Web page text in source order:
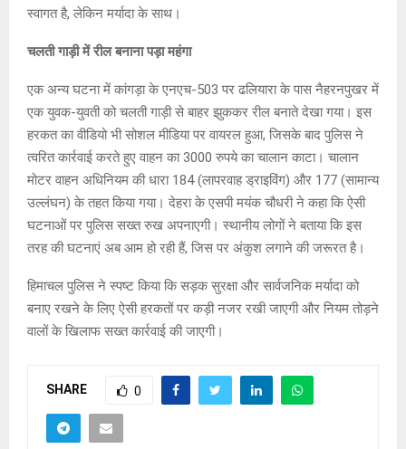
स्वागत है, लेकिन मर्यादा के साथ।
चलती गाड़ी में रील बनाना पड़ा महंगा
एक अन्य घटना में कांगड़ा के एनएच-503 पर ढलियारा के पास नैहरनपुखर में
एक युवक-युवती को चलती गाड़ी से बाहर झुककर रील बनाते देखा गया। इस
हरकत का वीडियो भी सोशल मीडिया पर वायरल हुआ, जिसके बाद पुलिस ने
त्वरित कार्रवाई करते हुए वाहन का 3000 रुपये का चालान काटा। चालान
मोटर वाहन अधिनियम की धारा 184 (लापरवाह ड्राइविंग) और 177 (सामान्य
उल्लंघन) के तहत किया गया। देहरा के एसपी मयंक चौधरी ने कहा कि ऐसी
घटनाओं पर पुलिस सख्त रुख अपनाएगी। स्थानीय लोगों ने बताया कि इस
तरह की घटनाएं अब आम हो रही हैं, जिस पर अंकुश लगाने की जरूरत है।
हिमाचल पुलिस ने स्पष्ट किया कि सड़क सुरक्षा और सार्वजनिक मर्यादा को
बनाए रखने के लिए ऐसी हरकतों पर कड़ी नजर रखी जाएगी और नियम तोड़ने
वालों के खिलाफ सख्त कार्रवाई की जाएगी।
SHARE 0